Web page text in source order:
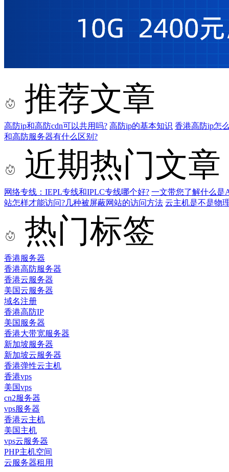
推荐文章
高防ip和高防cdn可以共用吗? 高防ip的基本知识 香港高防ip怎
和高防服务器有什么区别?
近期热门文章
网络专线：IEPL专线和IPLC专线哪个好? 一文带您了解什么是
站怎样才能访问?几种被屏蔽网站的访问方法 云主机是不是物
热门标签
香港服务器
香港高防服务器
香港云服务器
美国云服务器
域名注册
香港高防IP
美国服务器
香港大带宽服务器
新加坡服务器
新加坡云服务器
香港弹性云主机
香港vps
美国vps
cn2服务器
vps服务器
香港云主机
美国主机
vps云服务器
PHP主机空间
云服务器租用